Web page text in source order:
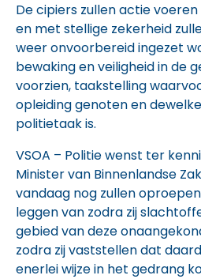
De cipiers zullen actie
en met stellige zekerheid
weer onvoorbereid ingezet
bewaking en veiligheid in de
voorzien, taakstelling
opleiding genoten en
politietaak is.
VSOA – Politie wenst ter
Minister van Binnenlandse
vandaag nog zullen
leggen van zodra zij
gebied van deze
zodra zij vaststellen dat
enerlei wijze in het gedrang